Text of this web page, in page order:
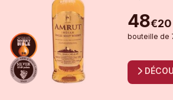
48€20
bouteille de